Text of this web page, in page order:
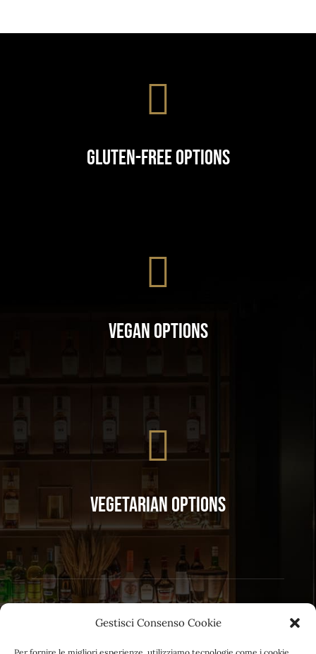
Gestisci Consenso Cookie
Gluten-Free Options
Vegan Options
Vegetarian Options